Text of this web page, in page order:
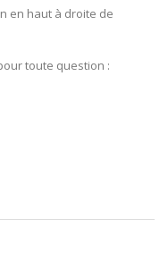
en haut à droite de
toute question :